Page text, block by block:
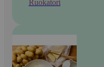
Ruokatori